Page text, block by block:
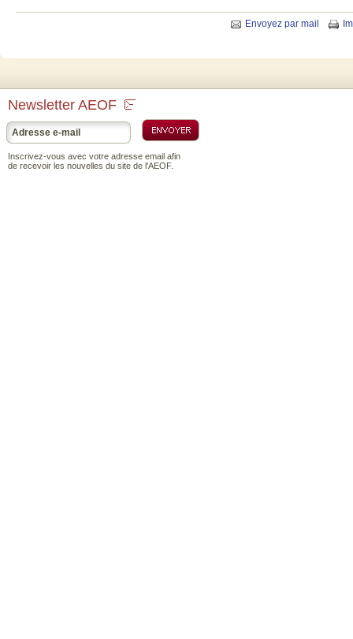
Envoyez par mail
Newsletter AEOF
Inscrivez-vous avec votre adresse email afin
de recevoir les nouvelles du site de l'AEOF.